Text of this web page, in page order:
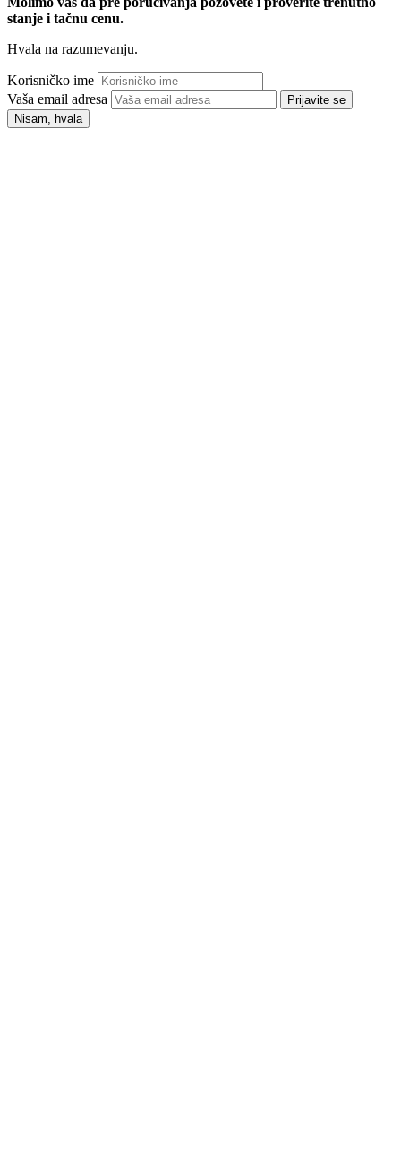
stanje i tačnu cenu.
Hvala na razumevanju.
Korisničko ime
Vaša email adresa
Prijavite se
Nisam, hvala